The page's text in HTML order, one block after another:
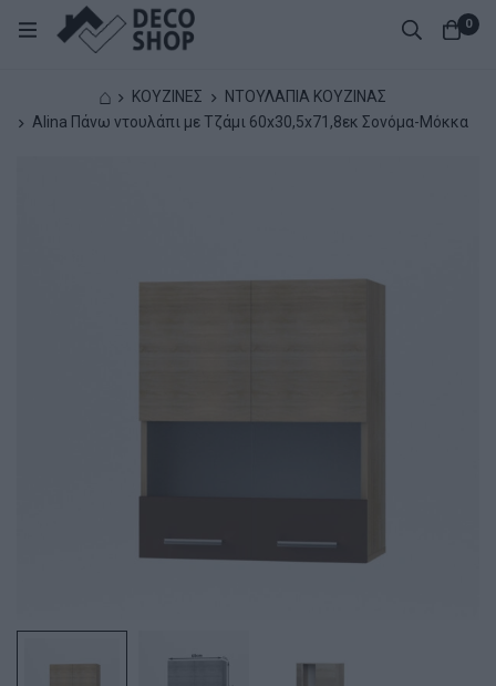
0
⌂ ΚΟΥΖΙΝΕΣ
ΝΤΟΥΛΑΠΙΑ ΚΟΥΖΙΝΑΣ
Alina Πάνω ντουλάπι με Τζάμι 60x30,5x71,8εκ Σονόμα-Μόκκα